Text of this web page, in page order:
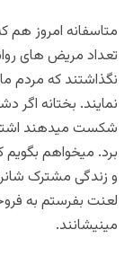
تعداد مریض های
نگذاشتند که مردم
نمایند. بختانه اگر
شکست میدهند
برد. میخواهم
و زندگی مشترک
لعنت بفرستم به
مینیشانند.